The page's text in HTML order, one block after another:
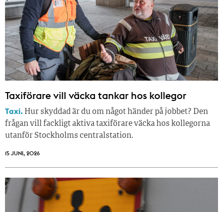
Taxiförare vill väcka tankar hos kollegor
Taxi. Hur skyddad är du om något händer på jobbet? Den
frågan vill fackligt aktiva taxiförare väcka hos kollegorna
utanför Stockholms centralstation.
15 JUNI, 2026